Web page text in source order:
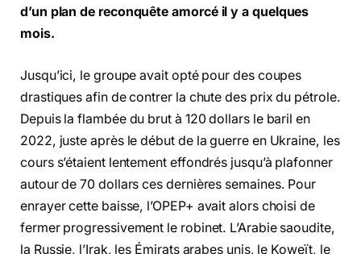
d’un plan de reconquête amorcé il y a quelques
mois.
Jusqu’ici, le groupe avait opté pour des coupes
drastiques afin de contrer la chute des prix du pétrole.
Depuis la flambée du brut à 120 dollars le baril en
2022, juste après le début de la guerre en Ukraine, les
cours s’étaient lentement effondrés jusqu’à plafonner
autour de 70 dollars ces dernières semaines. Pour
enrayer cette baisse, l’OPEP+ avait alors choisi de
fermer progressivement le robinet. L’Arabie saoudite,
la Russie, l’Irak, les Émirats arabes unis, le Koweït, le